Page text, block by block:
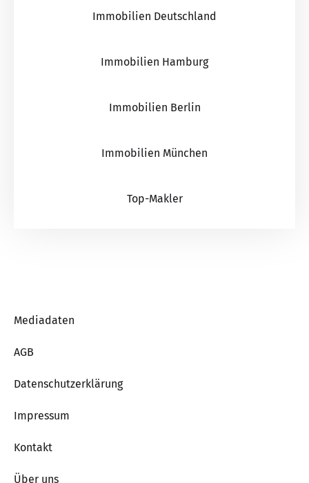
Immobilien Deutschland
Immobilien Hamburg
Immobilien Berlin
Immobilien München
Top-Makler
Mediadaten
AGB
Datenschutzerklärung
Impressum
Kontakt
Über uns